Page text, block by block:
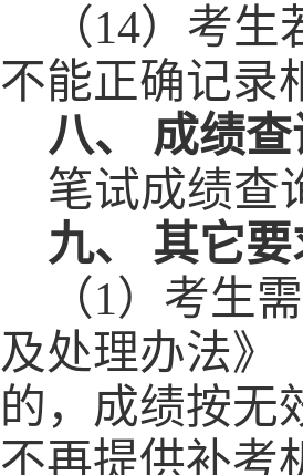
（14）考生
不能正确记录
八、 成绩查
笔试成绩查
九、 其它要
（1）考生
及处理办法》
的，成绩按无
不再提供补考